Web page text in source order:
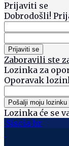
Prijaviti se
Dobrodošli!
Zaboravili ste
Lozinka za
Oporavak
Lozinka će se
Siscia hr